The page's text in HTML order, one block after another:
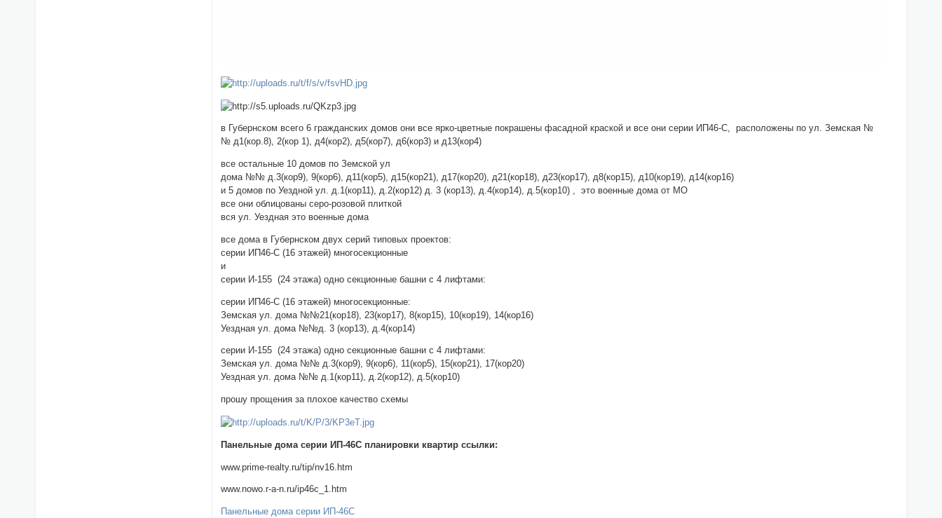
в Губернском всего 6 гражданских домов они все ярко-цветные покрашены фасадной краской и все они серии ИП46-С, расположены по ул. Земская №
№ д1(кор.8), 2(кор 1), д4(кор2), д5(кор7), д6(кор3) и д13(кор4)
все остальные 10 домов по Земской ул
дома №№ д.3(кор9), 9(кор6), д11(кор5), д15(кор21), д17(кор20), д21(кор18), д23(кор17), д8(кор15), д10(кор19), д14(кор16)
и 5 домов по Уездной ул. д.1(кор11), д.2(кор12) д. 3 (кор13), д.4(кор14), д.5(кор10) , это военные дома от МО
все они облицованы серо-розовой плиткой
вся ул. Уездная это военные дома
все дома в Губернском двух серий типовых проектов:
серии ИП46-С (16 этажей) многосекционные
и
серии И-155 (24 этажа) одно секционные башни с 4 лифтами:
серии ИП46-С (16 этажей) многосекционные:
Земская ул. дома №№21(кор18), 23(кор17), 8(кор15), 10(кор19), 14(кор16)
Уездная ул. дома №№д. 3 (кор13), д.4(кор14)
серии И-155 (24 этажа) одно секционные башни с 4 лифтами:
Земская ул. дома №№ д.3(кор9), 9(кор6), 11(кор5), 15(кор21), 17(кор20)
Уездная ул. дома №№ д.1(кор11), д.2(кор12), д.5(кор10)
прошу прощения за плохое качество схемы
Панельные дома серии ИП-46С планировки квартир ссылки:
www.prime-realty.ru/tip/nv16.htm
www.nowo.r-a-n.ru/ip46c_1.htm
Панельные дома серии ИП-46С